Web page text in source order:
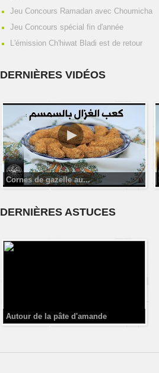
Jeu Concours Ramadan avec Choumicha
Jeu Concours spécial fin d'année
L'émission Ch'hiwat Bladi est de retour
DERNIÈRES VIDÉOS
Cornes de gazelle au...
DERNIÈRES ASTUCES
Autour de la pâte d'amande